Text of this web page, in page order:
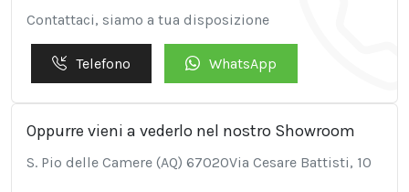
Contattaci, siamo a tua disposizione
Telefono WhatsApp
Oppurre vieni a vederlo nel nostro Showroom
S. Pio delle Camere (AQ) 67020Via Cesare Battisti, 10